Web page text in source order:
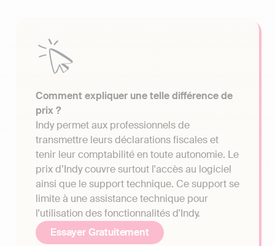
Comment expliquer une telle différence de
prix ?
Indy permet aux professionnels de
transmettre leurs déclarations fiscales et
tenir leur comptabilité en toute autonomie. Le
prix d’Indy couvre surtout l'accès au logiciel
ainsi que le support technique. Ce support se
limite à une assistance technique pour
l'utilisation des fonctionnalités d'Indy.
Essayer Gratuitement